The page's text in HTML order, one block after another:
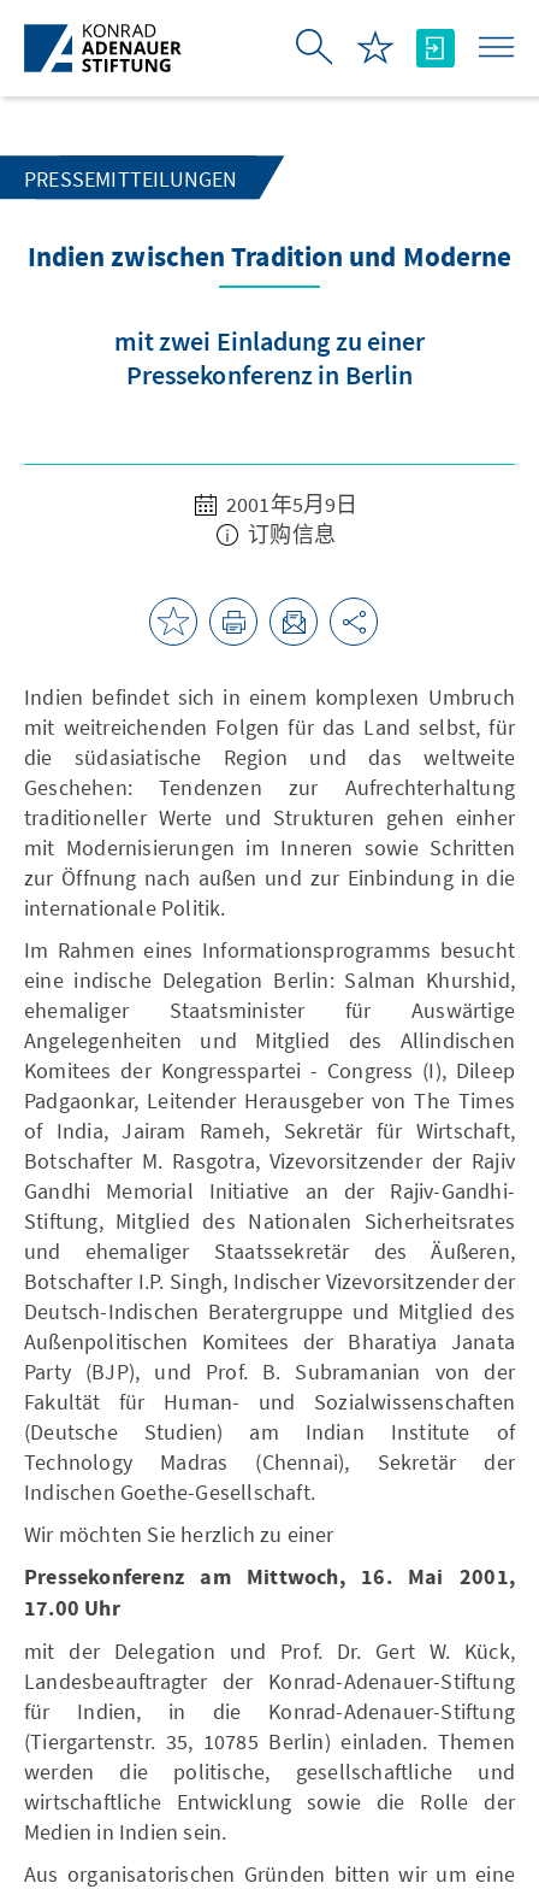
跳转到主内容
PRESSEMITTEILUNGEN
Indien zwischen Tradition und Moderne
mit zwei Einladung zu einer
Pressekonferenz in Berlin
2001年5月9日
订购信息
Indien befindet sich in einem komplexen Umbruch
mit weitreichenden Folgen für das Land selbst, für
die südasiatische Region und das weltweite
Geschehen: Tendenzen zur Aufrechterhaltung
traditioneller Werte und Strukturen gehen einher
mit Modernisierungen im Inneren sowie Schritten
zur Öffnung nach außen und zur Einbindung in die
internationale Politik.
Im Rahmen eines Informationsprogramms besucht
eine indische Delegation Berlin: Salman Khurshid,
ehemaliger Staatsminister für Auswärtige
Angelegenheiten und Mitglied des Allindischen
Komitees der Kongresspartei - Congress (I), Dileep
Padgaonkar, Leitender Herausgeber von The Times
of India, Jairam Rameh, Sekretär für Wirtschaft,
Botschafter M. Rasgotra, Vizevorsitzender der Rajiv
Gandhi Memorial Initiative an der Rajiv-Gandhi-
Stiftung, Mitglied des Nationalen Sicherheitsrates
und ehemaliger Staatssekretär des Äußeren,
Botschafter I.P. Singh, Indischer Vizevorsitzender der
Deutsch-Indischen Beratergruppe und Mitglied des
Außenpolitischen Komitees der Bharatiya Janata
Party (BJP), und Prof. B. Subramanian von der
Fakultät für Human- und Sozialwissenschaften
(Deutsche Studien) am Indian Institute of
Technology Madras (Chennai), Sekretär der
Indischen Goethe-Gesellschaft.
Wir möchten Sie herzlich zu einer
Pressekonferenz am Mittwoch, 16. Mai 2001,
17.00 Uhr
mit der Delegation und Prof. Dr. Gert W. Kück,
Landesbeauftragter der Konrad-Adenauer-Stiftung
für Indien, in die Konrad-Adenauer-Stiftung
(Tiergartenstr. 35, 10785 Berlin) einladen. Themen
werden die politische, gesellschaftliche und
wirtschaftliche Entwicklung sowie die Rolle der
Medien in Indien sein.
Aus organisatorischen Gründen bitten wir um eine